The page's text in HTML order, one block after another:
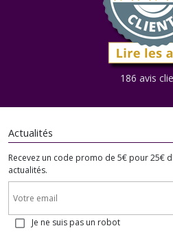
186 avis
Actualités
Recevez un code promo de 5€ pour 25€
actualités.
Je ne suis pas un robot